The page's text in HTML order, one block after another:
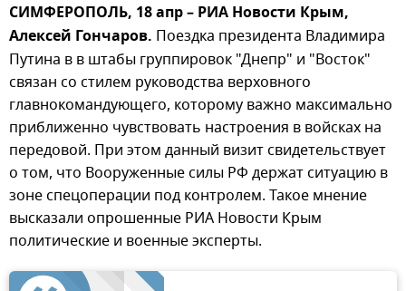
СИМФЕРОПОЛЬ, 18 апр – РИА Новости Крым,
Алексей Гончаров. Поездка президента Владимира
Путина в в штабы группировок "Днепр" и "Восток"
связан со стилем руководства верховного
главнокомандующего, которому важно максимально
приближенно чувствовать настроения в войсках на
передовой. При этом данный визит свидетельствует
о том, что Вооруженные силы РФ держат ситуацию в
зоне спецоперации под контролем. Такое мнение
высказали опрошенные РИА Новости Крым
политические и военные эксперты.